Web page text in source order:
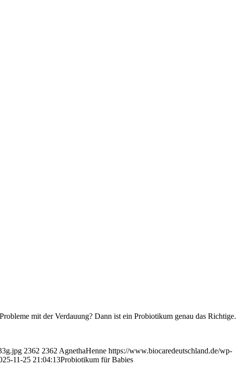
mit der Verdauung? Dann ist ein Probiotikum genau das Richtige.
2362 2362 AgnethaHenne https://www.biocaredeutschland.de/wp-
11-25 21:04:13Probiotikum für Babies